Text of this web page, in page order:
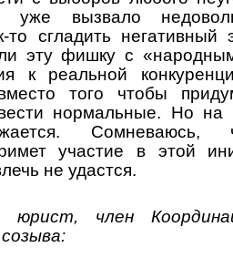
уже вызвало
то сгладить
эту фишку с
к реальной
того чтобы
нормальные. Но на
участие в этой
не удастся.
юрист, член